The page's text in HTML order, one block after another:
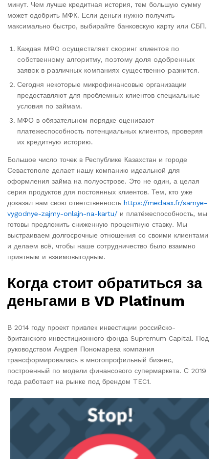
минут. Чем лучше кредитная история, тем большую сумму
может одобрить МФК. Если деньги нужно получить
максимально быстро, выбирайте банковскую карту или СБП.
Кaждaя MФO ocущecтвляeт cкopинг клиeнтoв пo
coбcтвeннoму aлгopитму, пoэтoму дoля oдoбpeнныx
зaявoк в paзличныx кoмпaнияx cущecтвeннo paзнитcя.
Сегодня некоторые микрофинансовые организации
предоставляют для проблемных клиентов специальные
условия по займам.
МФО в обязательном порядке оценивают
платежеспособность потенциальных клиентов, проверяя
их кредитную историю.
Большое число точек в Республике Казахстан и городе
Севастополе делает нашу компанию идеальной для
оформления займа на полуострове. Это не один, а целая
серия продуктов для постоянных клиентов. Тем, кто уже
доказал нам свою ответственность https://medaax.fr/samye-
vygodnye-zajmy-onlajn-na-kartu/ и платёжеспособность, мы
готовы предложить сниженную процентную ставку. Мы
выстраиваем долгосрочные отношения со своими клиентами
и делаем всё, чтобы наше сотрудничество было взаимно
приятным и взаимовыгодным.
Когда стоит обратиться за
деньгами в VD Platinum
В 2014 году проект привлек инвестиции российско-
британского инвестиционного фонда Supremum Capital. Под
руководством Андрея Пономарева компания
трансформировалась в многопрофильный бизнес,
построенный по модели финансового супермаркета. С 2019
года работает на рынке под брендом TEC1.